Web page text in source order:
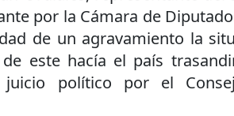
por la Cámara de
de un agravamiento la
este hacía el país
político por el